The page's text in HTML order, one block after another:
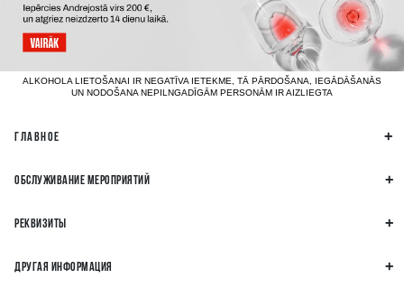
ALKOHOLA LIETOŠANAI IR NEGATĪVA IETEKME, TĀ PĀRDOŠANA, IEGĀDĀŠANĀS
UN NODOŠANA NEPILNGADĪGĀM PERSONĀM IR AIZLIEGTA
ГЛАВНОЕ
ОБСЛУЖИВАНИЕ МЕРОПРИЯТИЙ
РЕКВИЗИТЫ
ДРУГАЯ ИНФОРМАЦИЯ